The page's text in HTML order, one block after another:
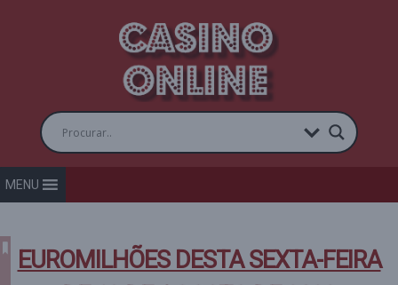
MENU
EUROMILHÕES DESTA SEXTA-FEIRA